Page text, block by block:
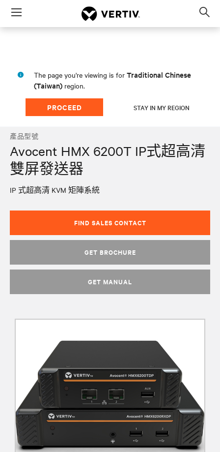
Menu
The page you're viewing is for Traditional Chinese
(Taiwan) region.
PROCEED STAY IN MY REGION
產品型號
Avocent HMX 6200T IP式超高清
雙屏發送器
IP 式超高清 KVM 矩陣系統
FIND SALES CONTACT
GET BROCHURE
GET MANUAL